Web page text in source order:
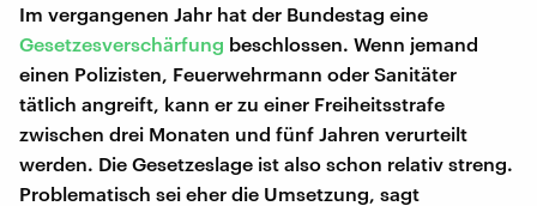
Im vergangenen Jahr hat der Bundestag eine
Gesetzesverschärfung beschlossen. Wenn jemand
einen Polizisten, Feuerwehrmann oder Sanitäter
tätlich angreift, kann er zu einer Freiheitsstrafe
zwischen drei Monaten und fünf Jahren verurteilt
werden. Die Gesetzeslage ist also schon relativ streng.
Problematisch sei eher die Umsetzung, sagt